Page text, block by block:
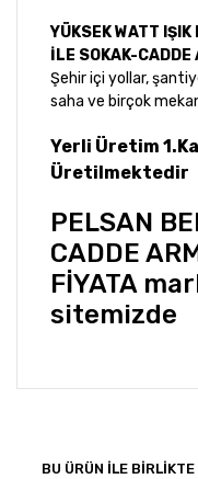
YÜKSEK WATT
İLE SOKAK-CADDE
Şehir içi yollar,
saha ve birçok
Yerli Üretim
Üretilmektedir
PELSAN
CADDE
FİYATA
sitemizde
Bu ürünün fiyat
BU ÜRÜN İLE